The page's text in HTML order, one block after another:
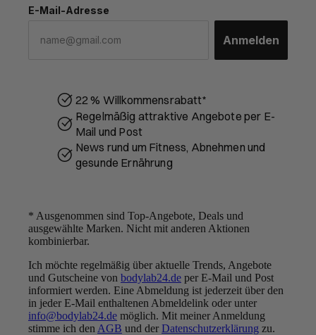
E-Mail-Adresse
Anmelden
22 % Willkommensrabatt*
Regelmäßig attraktive Angebote per E-
Mail und Post
News rund um Fitness, Abnehmen und
gesunde Ernährung
* Ausgenommen sind Top-Angebote, Deals und
ausgewählte Marken. Nicht mit anderen Aktionen
kombinierbar.
Ich möchte regelmäßig über aktuelle Trends, Angebote
und Gutscheine von bodylab24.de per E-Mail und Post
informiert werden. Eine Abmeldung ist jederzeit über den
in jeder E-Mail enthaltenen Abmeldelink oder unter
info@bodylab24.de möglich. Mit meiner Anmeldung
stimme ich den AGB und der Datenschutzerklärung zu.
UNSER VERSPRECHEN:
BESTE QUALITÄT ZU
FAIREN PREISEN
Folge uns